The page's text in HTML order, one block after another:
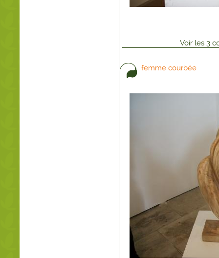
Voir les 3
femme courbée